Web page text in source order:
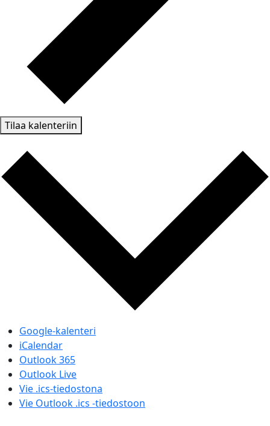
Tilaa kalenteriin
Google-kalenteri
iCalendar
Outlook 365
Outlook Live
Vie .ics-tiedostona
Vie Outlook .ics -tiedostoon